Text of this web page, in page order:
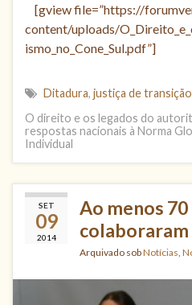
[gview file=”https://
content/uploads/
ismo_no_Cone_Sul.pdf”]
Ditadura, justiça de transição
O direito e os legados do
respostas nacionais à Norma
Individual
SET
09
2014
Ao menos
colaboraram
Arquivado sobNotícias